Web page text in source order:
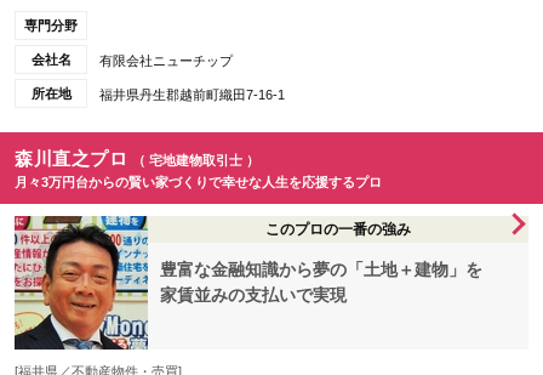
専門分野
会社名 有限会社ニューチップ
所在地 福井県丹生郡越前町織田7-16-1
森川直之プロ
（ 宅地建物取引士 ）
月々3万円台からの賢い家づくりで幸せな人生を応援するプロ
このプロの一番の強み
豊富な金融知識から夢の「土地＋建物」を
家賃並みの支払いで実現
[福井県／不動産物件・売買]